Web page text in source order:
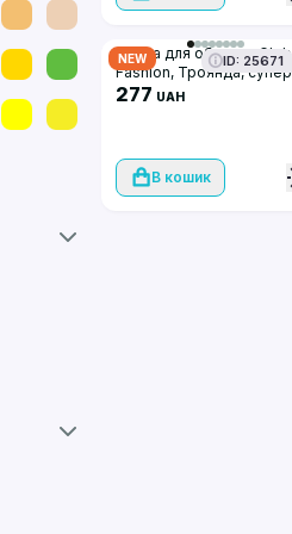
NEW ID: 25671
Маска для обличчя
Fashion, Троянда, супер
зволожуюча та
277 UAH
В кошик